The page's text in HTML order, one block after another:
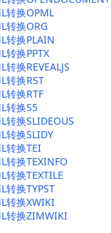
转换OPML
转换ORG
转换PLAIN
转换PPTX
换REVEALJS
转换RST
转换RTF
转换S5
转换SLIDEOUS
转换SLIDY
转换TEI
转换TEXINFO
转换TEXTILE
转换TYPST
转换XWIKI
转换ZIMWIKI